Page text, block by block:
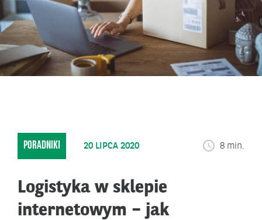
PORADNIKI 20 LIPCA 2020 8 min.
Logistyka w sklepie
internetowym – jak